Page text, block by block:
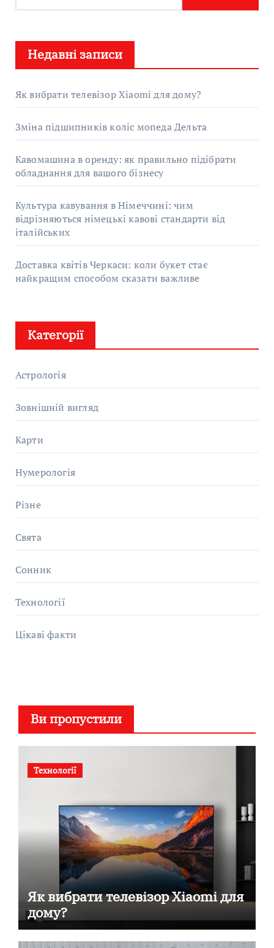
:
Недавні записи
Як вибрати телевізор Xiaomi для дому?
Зміна підшипників коліс мопеда Дельта
Кавомашина в оренду: як правильно підібрати
обладнання для вашого бізнесу
Культура кавування в Німеччині: чим
відрізняються німецькі кавові стандарти від
італійських
Доставка квітів Черкаси: коли букет стає
найкращим способом сказати важливе
Категорії
Астрологія
Зовнішній вигляд
Карти
Нумерологія
Різне
Свята
Сонник
Технології
Цікаві факти
Ви пропустили
Технології
Як вибрати телевізор Xiaomi для
дому?